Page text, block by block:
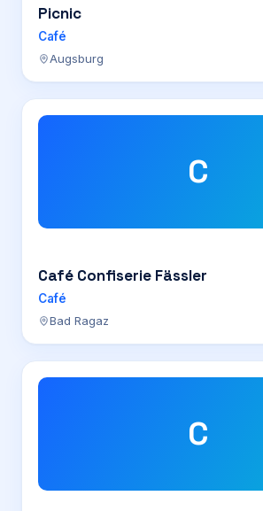
Picnic
Café
Augsburg
C
Café Confiserie Fässler
Café
Bad Ragaz
C